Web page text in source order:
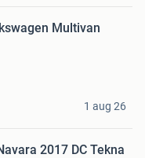
Multivan
1 aug 26
2017 DC Tekna